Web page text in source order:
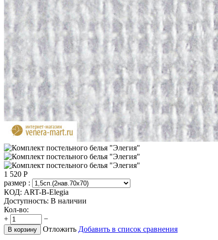
1 520 Р
размер :
КОД: ART-B-Elegia
Доступность: В наличии
Кол-во:
+
−
В корзину Отложить Добавить в список сравнения